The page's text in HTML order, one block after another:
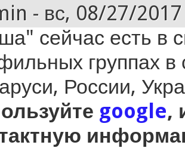
- вс, 08/27/
сейчас есть в
группах в
России,
google,